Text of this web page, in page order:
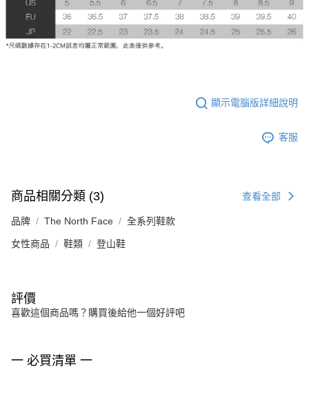
顯示電腦版詳細說明
客服
商品相關分類 (3) 查看全部
品牌 The North Face 全系列鞋款
女性商品 鞋類 登山鞋
評價
喜歡這個商品嗎？購買後給他一個好評吧
一 必買清單 一